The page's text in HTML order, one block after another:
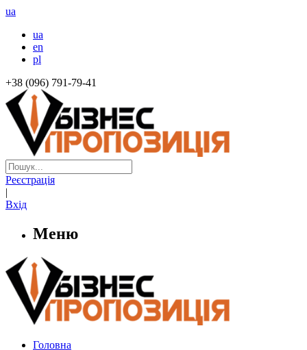
ua
ua
en
pl
+38 (096) 791-79-41
Реєстрація
|
Вхід
Меню
Головна